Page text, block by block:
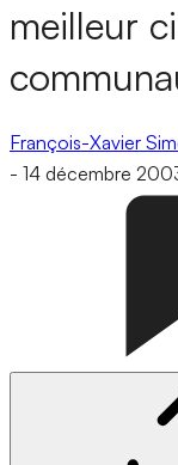
meilleur
François-Xavier
- 14 décembre